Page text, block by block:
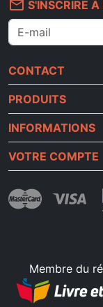
mail_outline S'INSCRIRE
CONTACT
PRODUITS
INFORMATIONS
VOTRE COMPTE
Membre du